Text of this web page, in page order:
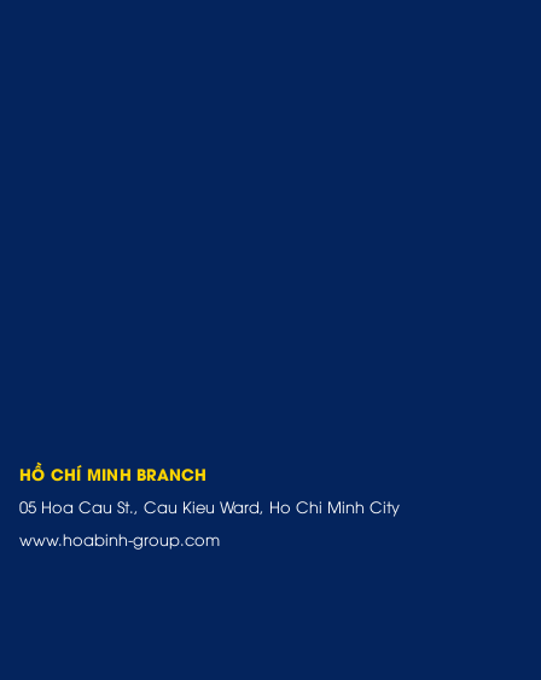
HỒ CHÍ MINH BRANCH
05 Hoa Cau St., Cau Kieu Ward, Ho Chi Minh City
www.hoabinh-group.com